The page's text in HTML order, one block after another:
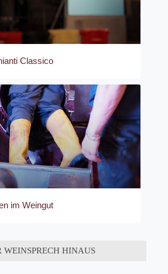
Classico
im Weingut
WEINSPRECH HINAUS